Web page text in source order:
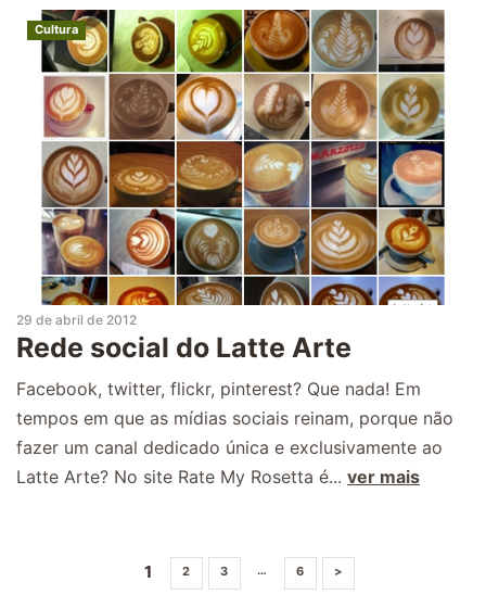
Cultura
29 de abril de 2012
Rede social do Latte Arte
Facebook, twitter, flickr, pinterest? Que nada! Em
tempos em que as mídias sociais reinam, porque não
fazer um canal dedicado única e exclusivamente ao
Latte Arte? No site Rate My Rosetta é... ver mais
1 2 3 … 6 >